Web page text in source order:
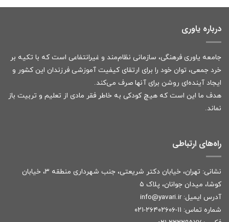
درباره یاوری
جامعه یاوری فرهنگی، سازمانی نظام‌مند و غیرانتفاعی است که با تکیه بر
خرد جمعی، توان خود را برای ارتقای کیفیت آموزشی فرزندان این کشور و
ایجاد آینده‌ای روشن برای آنها صرف می‌کند.
هدف ما این است که هیچ کودکی به خاطر فقر مادی از تعلیم و تربیت باز
نماند.
راه‌های ارتباطی
نشانی: تهران، خیابان دکتر شریعتی، جنب شهرداری منطقه ۳، خیابان
کوشا، میدان جوانان، پلاک ۵
آدرس ایمیل: info@yavari.ir
شماره تماس: ۱۱-۲۶۴۰۲۶۰۶-۰۲۱